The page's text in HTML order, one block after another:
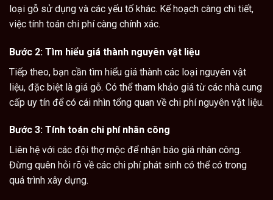
loại gỗ sử dụng và các yếu tố khác. Kế hoạch càng chi tiết,
việc tính toán chi phí càng chính xác.
Bước 2: Tìm hiểu giá thành nguyên vật liệu
Tiếp theo, bạn cần tìm hiểu giá thành các loại nguyên vật
liệu, đặc biệt là giá gỗ. Có thể tham khảo giá từ các nhà cung
cấp uy tín để có cái nhìn tổng quan về chi phí nguyên vật liệu.
Bước 3: Tính toán chi phí nhân công
Liên hệ với các đội thợ mộc để nhận báo giá nhân công.
Đừng quên hỏi rõ về các chi phí phát sinh có thể có trong
quá trình xây dựng.